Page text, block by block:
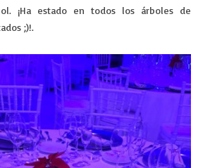
¡Ha estado en todos los árboles de
;)!.